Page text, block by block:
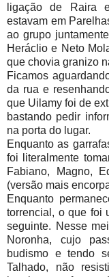
ligação de Raira
estavam em
ao grupo
Heráclio e Neto
que chovia granizo
Ficamos
da rua e
que Uilamy foi de
bastando pedir
na porta do lugar.
Enquanto as
foi literalmente
Fabiano, Magno,
(versão mais
Enquanto
torrencial, o que foi
seguinte. Nesse
Noronha, cujo
budismo e tendo
Talhado, não